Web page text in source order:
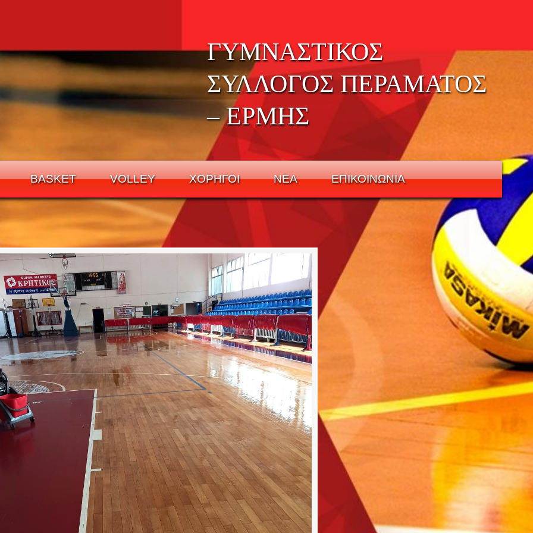
ΓΥΜΝΑΣΤΙΚΟΣ
ΣΥΛΛΟΓΟΣ ΠΕΡΑΜΑΤΟΣ
– ΕΡΜΗΣ
BASKET VOLLEY ΧΟΡΗΓΟΙ ΝΕΑ ΕΠΙΚΟΙΝΩΝΙΑ